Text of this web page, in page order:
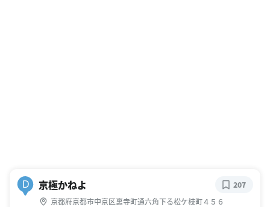
D 京極かねよ
京都府京都市中京区裏寺町通六角下る松ケ枝町４５６
207